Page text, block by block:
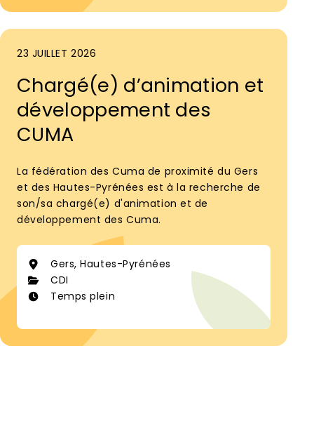
23 JUILLET 2026
Chargé(e) d’animation et
développement des
CUMA
La fédération des Cuma de proximité du Gers
et des Hautes-Pyrénées est à la recherche de
son/sa chargé(e) d'animation et de
développement des Cuma.
Gers, Hautes-Pyrénées
CDI
Temps plein